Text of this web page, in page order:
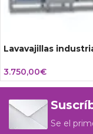
Lavavajillas
3.750,00€
Se el